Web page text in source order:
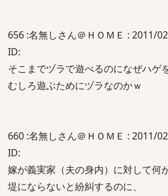
656 :名無しさん＠ＨＯＭＥ : 2011/
ID:
そこまでヅラで遊べるのになぜハゲ
むしろ遊ぶためにヅラなのかｗ
660 :名無しさん＠ＨＯＭＥ : 2011/
ID:
嫁が義実家（夫の身内）に対して何
堤にならないと紛糾するのに、